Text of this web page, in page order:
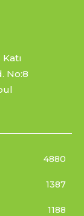
No:8
4880
1387
1188